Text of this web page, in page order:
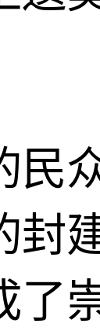
民
封
了